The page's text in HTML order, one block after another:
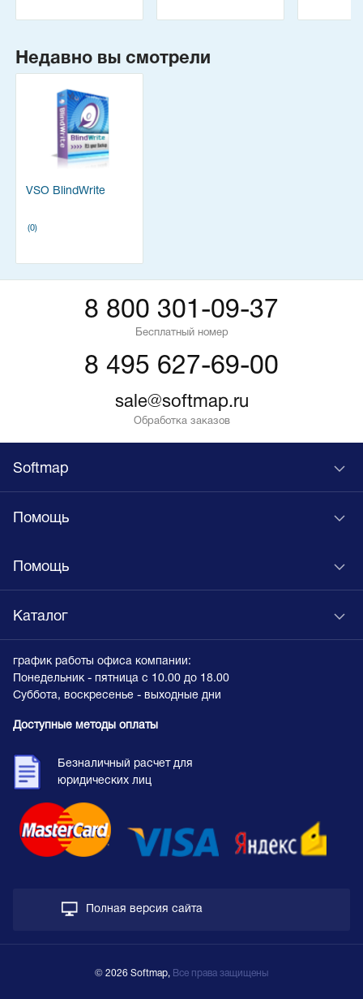
Недавно вы смотрели
VSO BlindWrite
(0)
8 800 301-09-37
Бесплатный номер
8 495 627-69-00
sale@softmap.ru
Обработка заказов
Softmap
Помощь
Помощь
Каталог
график работы офиса компании:
Понедельник - пятница с 10.00 до 18.00
Суббота, воскресенье - выходные дни
Доступные методы оплаты
Безналичный расчет для
юридических лиц
Полная версия сайта
© 2026 Softmap, Все права защищены